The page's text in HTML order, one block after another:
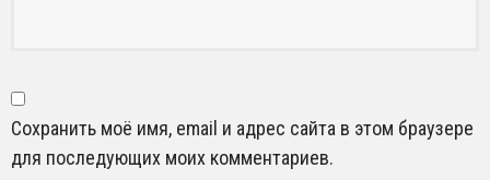
Сохранить моё имя, email и адрес сайта в этом браузере
для последующих моих комментариев.